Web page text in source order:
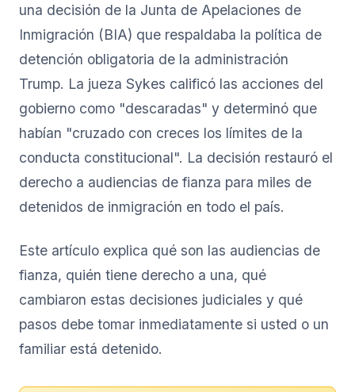
una decisión de la Junta de Apelaciones de
Inmigración (BIA) que respaldaba la política de
detención obligatoria de la administración
Trump. La jueza Sykes calificó las acciones del
gobierno como "descaradas" y determinó que
habían "cruzado con creces los límites de la
conducta constitucional". La decisión restauró el
derecho a audiencias de fianza para miles de
detenidos de inmigración en todo el país.
Este artículo explica qué son las audiencias de
fianza, quién tiene derecho a una, qué
cambiaron estas decisiones judiciales y qué
pasos debe tomar inmediatamente si usted o un
familiar está detenido.